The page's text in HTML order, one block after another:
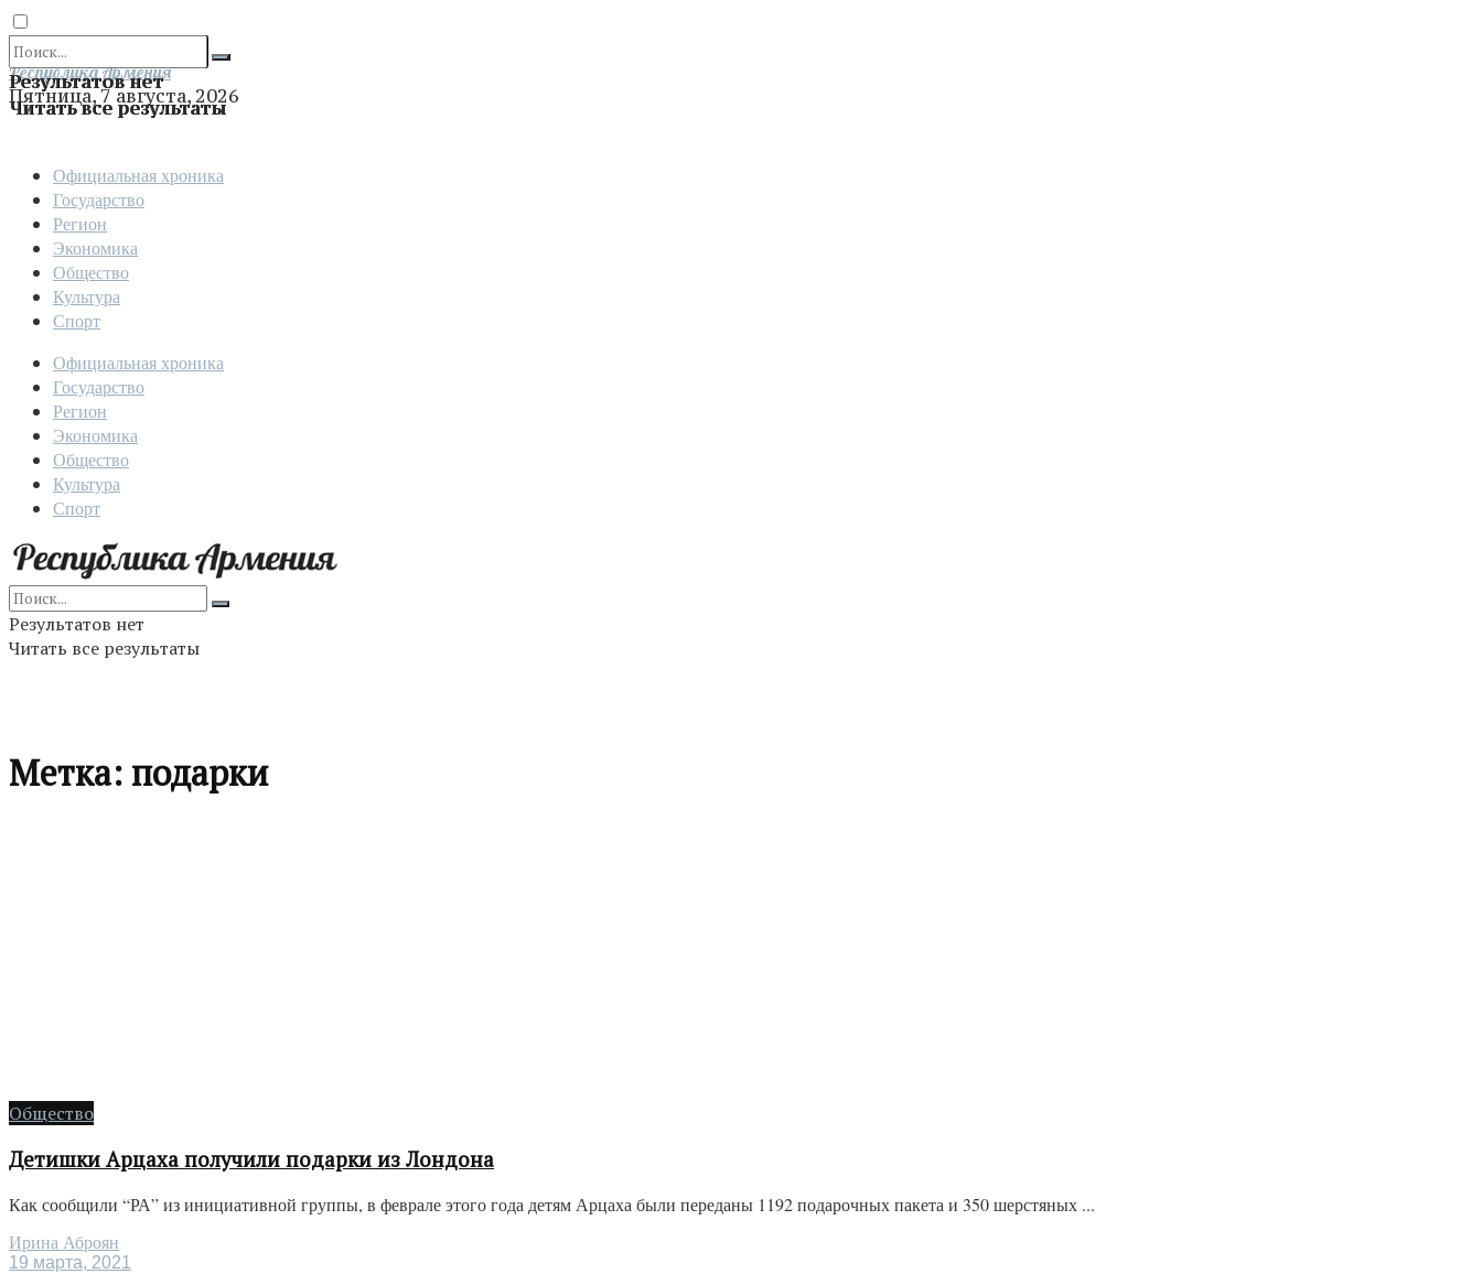
Результатов нет
Читать все результаты
Отправить
Республика Армения
Пятница, 7 августа, 2026
Официальная хроника
Государство
Регион
Экономика
Общество
Культура
Спорт
Официальная хроника
Государство
Регион
Экономика
Общество
Культура
Спорт
Результатов нет
Читать все результаты
Метка: подарки
Общество
Детишки Арцаха получили подарки из Лондона
Как сообщили “РА” из инициативной группы, в феврале этого года детям Арцаха были переданы 1192 подарочных пакета и 350 шерстяных ...
Ирина Аброян
19 марта, 2021